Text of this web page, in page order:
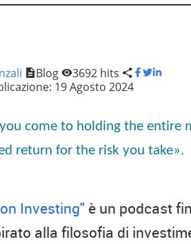
Blog
3692 hits
19 Agosto 2024
you come to holding the entire
return for the risk you take».
Investing" è un podcast
alla filosofia di